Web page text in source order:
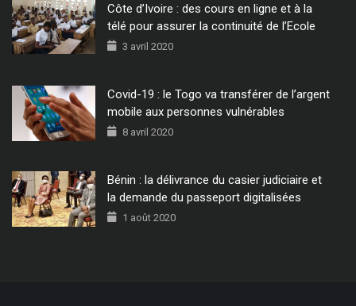
Côte d’Ivoire : des cours en ligne et à la
télé pour assurer la continuité de l’Ecole
3 avril 2020
Covid-19 : le Togo va transférer de l’argent
mobile aux personnes vulnérables
8 avril 2020
Bénin : la délivrance du casier judiciaire et
la demande du passeport digitalisées
1 août 2020